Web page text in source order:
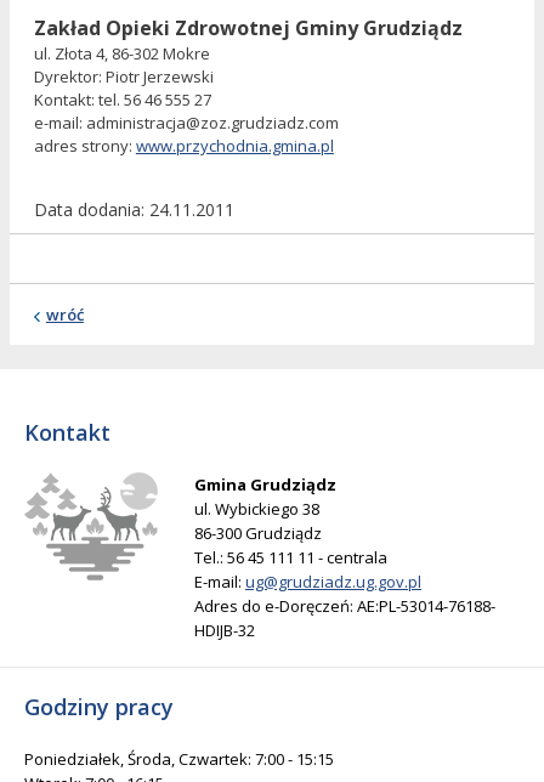
Zakład Opieki Zdrowotnej Gminy Grudziądz
ul. Złota 4, 86-302 Mokre
Dyrektor: Piotr Jerzewski
Kontakt: tel. 56 46 555 27
e-mail: administracja@zoz.grudziadz.com
adres strony: www.przychodnia.gmina.pl
Data dodania 24.11.2011
wróć
Kontakt
Gmina Grudziądz
ul. Wybickiego 38
86-300 Grudziądz
Tel.: 56 45 111 11 - centrala
E-mail: ug@grudziadz.ug.gov.pl
Adres do e-Doręczeń: AE:PL-53014-76188-
HDIJB-32
Godziny pracy
Poniedziałek, Środa, Czwartek: 7:00 - 15:15